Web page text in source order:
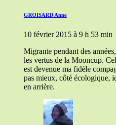
GROISARD Anne
10 février 2015 à 9 h 53 min
Migrante pendant des
les vertus de la Mooncup.
est devenue ma fidèle
pas mieux, côté écologique,
en arrière.